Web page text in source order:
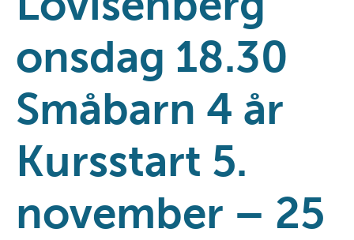
onsdag 18.30
Småbarn 4 år
Kursstart 5.
november – 25